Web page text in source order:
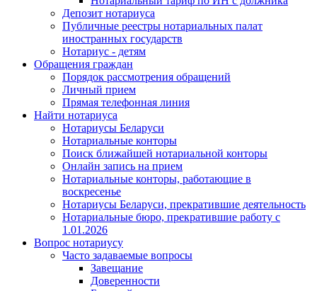
Депозит нотариуса
Публичные реестры нотариальных палат
иностранных государств
Нотариус - детям
Обращения граждан
Порядок рассмотрения обращений
Личный прием
Прямая телефонная линия
Найти нотариуса
Нотариусы Беларуси
Нотариальные конторы
Поиск ближайшей нотариальной конторы
Онлайн запись на прием
Нотариальные конторы, работающие в
воскресенье
Нотариусы Беларуси, прекратившие деятельность
Нотариальные бюро, прекратившие работу с
1.01.2026
Вопрос нотариусу
Часто задаваемые вопросы
Завещание
Доверенности